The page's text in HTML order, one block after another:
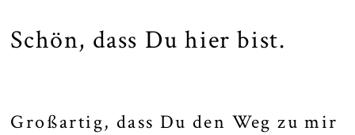
Schön, dass Du hier bist.
Großartig, dass Du den Weg zu mir